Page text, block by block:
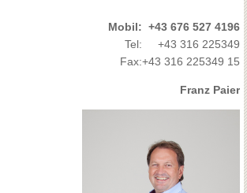
Mobil: +43 676 527 4196
Tel:
+43 316 225349
Fax:+43 316 225349 15
Franz Paier